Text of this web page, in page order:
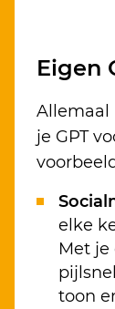
Eigen
Allemaal
je GPT
elke
Met je
toon